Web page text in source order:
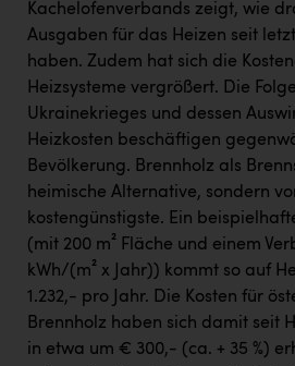
Dopgas
kunden basics
kontakt
Kachelofenverbands zeigt, wie
Ausgaben für das Heizen seit
haben. Zudem hat sich die
Heizsysteme vergrößert. Die
Ukrainekrieges und dessen
Heizkosten beschäftigen
Bevölkerung. Brennholz als
heimische Alternative, sondern
kostengünstigste. Ein
(mit 200 m² Fläche und einem
kWh/(m² x Jahr)) kommt so auf
1.232,- pro Jahr. Die Kosten für
Brennholz haben sich damit seit
in etwa um € 300,- (ca. + 35 %)